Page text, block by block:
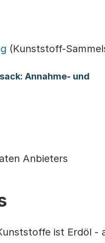
(Kunststoff-
Annahme- und
Anbieters
ist Erdöl -